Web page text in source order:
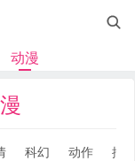

动漫
科幻 动作
搞